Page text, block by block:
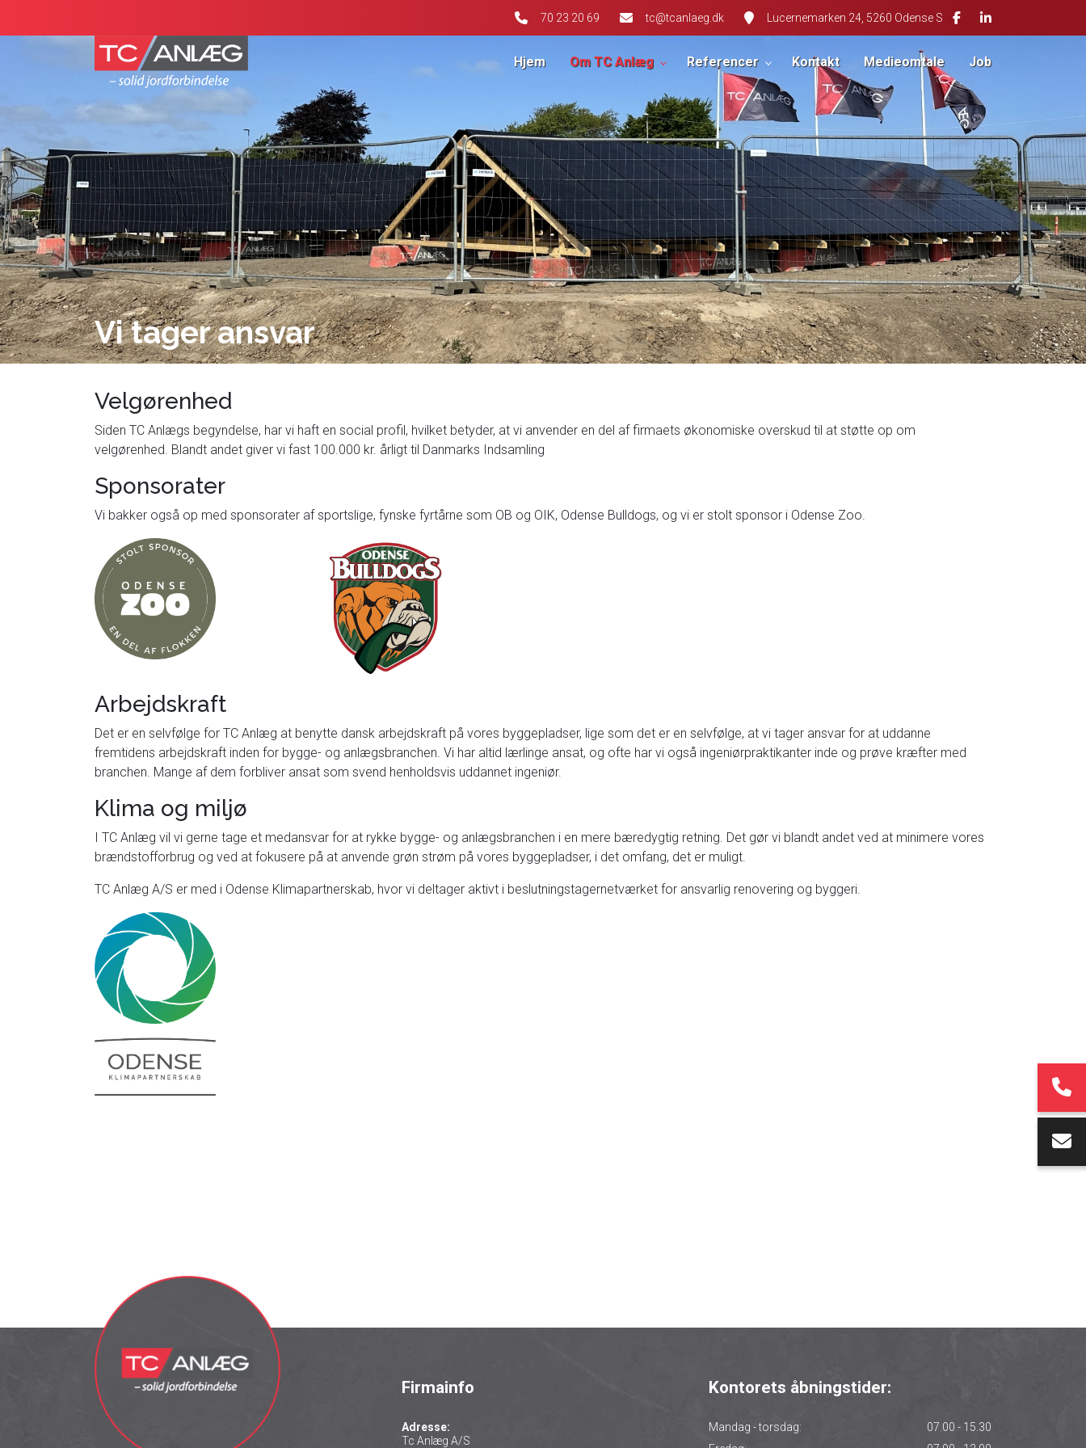
70 23 20 69 tc@tcanlaeg.dk Lucernemarken 24, 5260 Odense S
Hjem Om TC Anlæg Referencer Kontakt Medieomtale Job
Vi tager ansvar
Velgørenhed
Siden TC Anlægs begyndelse, har vi haft en social profil, hvilket betyder, at vi anvender en del af firmaets økonomiske overskud til at støtte op om
velgørenhed. Blandt andet giver vi fast 100.000 kr. årligt til Danmarks Indsamling
Sponsorater
Vi bakker også op med sponsorater af sportslige, fynske fyrtårne som OB og OIK, Odense Bulldogs, og vi er stolt sponsor i Odense Zoo.
Arbejdskraft
Det er en selvfølge for TC Anlæg at benytte dansk arbejdskraft på vores byggepladser, lige som det er en selvfølge, at vi tager ansvar for at uddanne
fremtidens arbejdskraft inden for bygge- og anlægsbranchen. Vi har altid lærlinge ansat, og ofte har vi også ingeniørpraktikanter inde og prøve kræfter med
branchen. Mange af dem forbliver ansat som svend henholdsvis uddannet ingeniør.
Klima og miljø
I TC Anlæg vil vi gerne tage et medansvar for at rykke bygge- og anlægsbranchen i en mere bæredygtig retning. Det gør vi blandt andet ved at minimere vores
brændstofforbrug og ved at fokusere på at anvende grøn strøm på vores byggepladser, i det omfang, det er muligt.
TC Anlæg A/S er med i Odense Klimapartnerskab, hvor vi deltager aktivt i beslutningstagernetværket for ansvarlig renovering og byggeri.
Firmainfo
Adresse:
Tc Anlæg A/S
Kontorets åbningstider:
Mandag - torsdag:
07.00 - 15.30